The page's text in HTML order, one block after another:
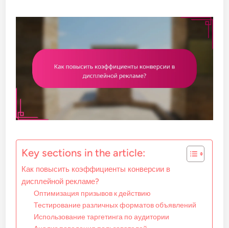
Key sections in the article:
Как повысить коэффициенты конверсии в
дисплейной рекламе?
Оптимизация призывов к действию
Тестирование различных форматов объявлений
Использование таргетинга по аудитории